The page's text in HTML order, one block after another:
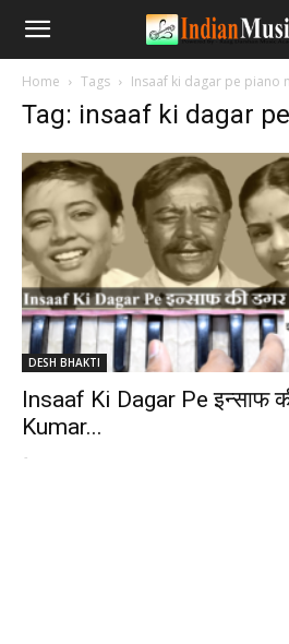
Home Tags Insaaf ki dagar pe piano
Tag: insaaf ki dagar
DESH BHAKTI
Insaaf Ki Dagar Pe इन्साफ
Kumar...
-